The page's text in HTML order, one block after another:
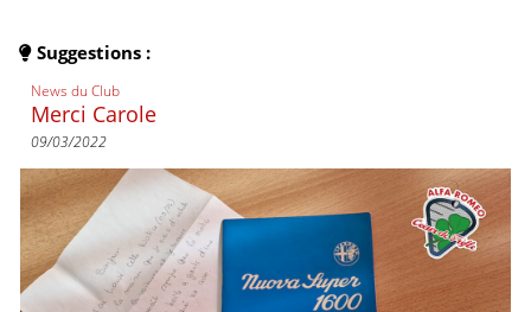
Suggestions :
News du Club
Merci Carole
09/03/2022